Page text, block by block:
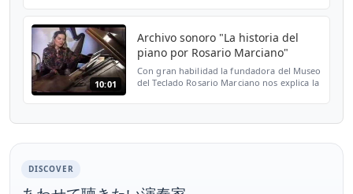
10:01
Archivo sonoro "La historia del
piano por Rosario Marciano"
Con gran habilidad la fundadora del Museo
del Teclado Rosario Marciano nos explica la
DISCOVER